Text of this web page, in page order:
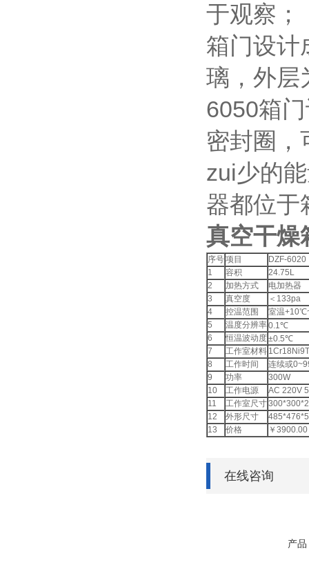
于观察；
箱门设计
璃，外层
6050箱
密封圈，
zui少的
器都位于
真空干燥
序号项目
DZF-6020
1
容积
24.75L
2
加热方式
电加热器
3
真空度
＜133pa
4
控温范围
室温
5
温度分辨率0.1℃
6
恒温波动度±0.5℃
7
工作室材料
8
工作时间
连续或
9
功率
300W
10
工作电源
AC 220V
11
工作室尺寸
12
外形尺寸
13
价格 ￥3900.00
在线咨询
产品